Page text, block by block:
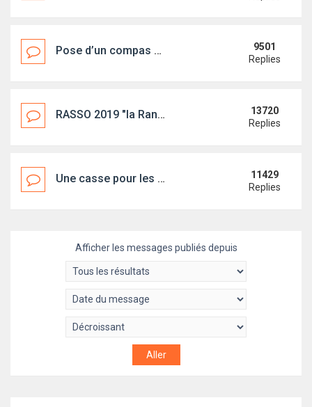
Pose d’un compas de cloison
9501
Replies
RASSO 2019 "la Rance Bucolique" en photos
13720
Replies
Une casse pour les first... ?
11429
Replies
Afficher les messages publiés depuis